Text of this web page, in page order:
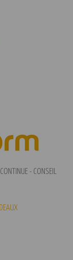
- CONSEIL